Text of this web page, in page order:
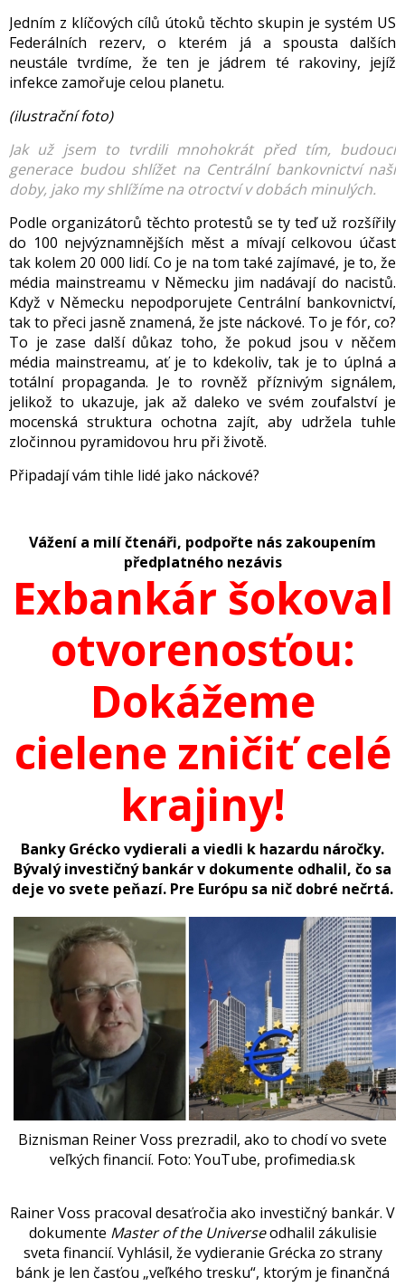
Jedním z klíčových cílů útoků těchto skupin je systém US
Federálních rezerv, o kterém já a spousta dalších
neustále tvrdíme, že ten je jádrem té rakoviny, jejíž
infekce zamořuje celou planetu.
(ilustračnífoto)
Jak už jsem to tvrdili mnohokrát před tím, budoucí
generace budou shlížet na Centrální bankovnictví naší
doby, jako my shlížíme na otroctví v dobách minulých.
Podle organizátorů těchto protestů se ty teď už rozšířily
do 100 nejvýznamnějších měst a mívají celkovou účast
tak kolem 20 000 lidí. Co je na tom také zajímavé, je to, že
média mainstreamu v Německu jim nadávají do nacistů.
Když v Německu nepodporujete Centrální bankovnictví,
tak to přeci jasně znamená, že jste náckové. To je fór, co?
To je zase další důkaz toho, že pokud jsou v něčem
média mainstreamu, ať je to kdekoliv, tak je to úplná a
totální propaganda. Je to rovněž příznivým signálem,
jelikož to ukazuje, jak až daleko ve svém zoufalství je
mocenská struktura ochotna zajít, aby udržela tuhle
zločinnou pyramidovou hru při životě.
Připadají vám tihle lidé jako náckové?
Vážení a milí čtenáři, podpořte nás zakoupením
předplatného nezávis
Exbankár šokoval
otvorenosťou:
Dokážeme
cielene zničiť celé
krajiny!
Banky Grécko vydierali a viedli k hazardu náročky.
Bývalýinvestičný bankár v dokumente odhalil, čo sa
deje vo svete peňazí. Pre Európu sa nič dobré nečrtá.
Biznisman Reiner Voss prezradil, ako to chodí vo svete
veľkých financií. Foto: YouTube, profimedia.sk
Rainer Voss pracoval desaťročia ako investičný bankár. V
dokumente Masterof the Universeodhalil zákulisie
sveta financií. Vyhlásil, že vydieranie Grécka zo strany
bánk je len časťou „veľkého tresku“, ktorým je finančná